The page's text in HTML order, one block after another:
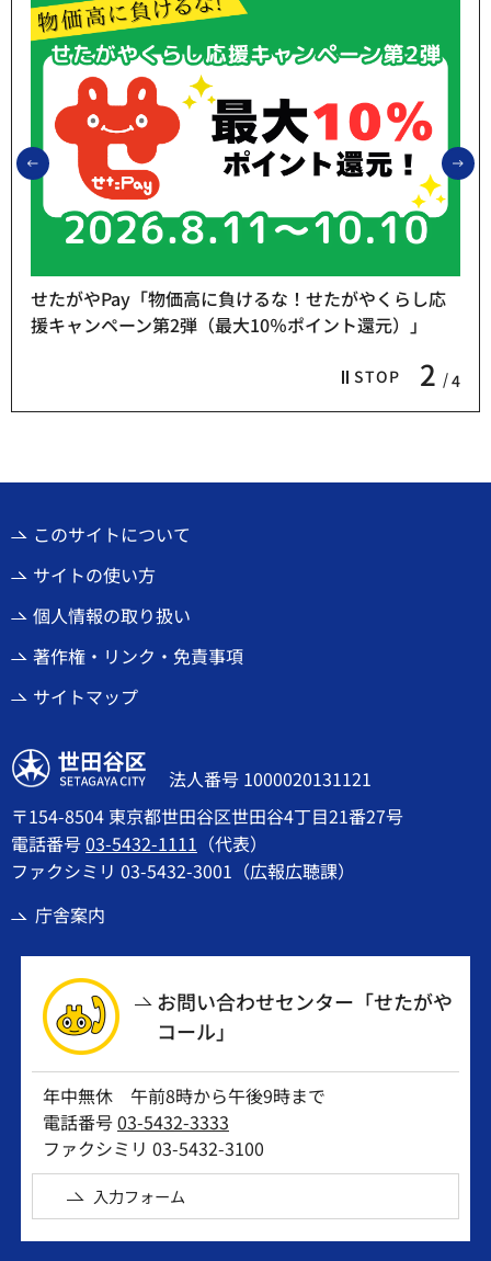
前のスライドを表示
STOP 2 4
せたがやPay「物価高に負けるな！せたがやくらし応
援キャンペーン第2弾（最大10％ポイント還元）」
このサイトについて
サイトの使い方
個人情報の取り扱い
著作権・リンク・免責事項
サイトマップ
世田谷区
法人番号 1000020131121
〒154-8504 東京都世田谷区世田谷4丁目21番27号
電話番号03-5432-1111 （代表）
ファクシミリ 03-5432-3001（広報広聴課）
庁舎案内
お問い合わせセンター「せたがや
コール」
年中無休 午前8時から午後9時まで
電話番号03-5432-3333
ファクシミリ 03-5432-3100
入力フォーム